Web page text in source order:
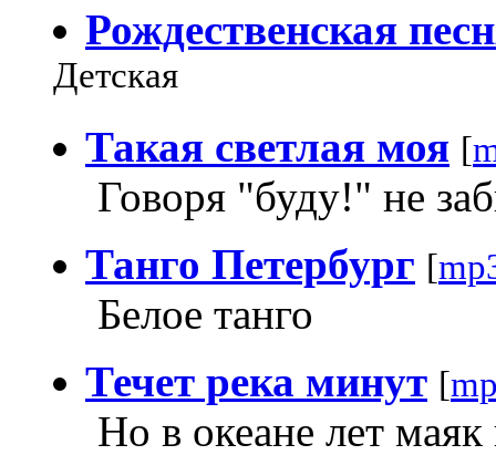
Рождественская
Детская
Такая светлая моя [
Говоря "буду!" не
Танго Петербург [
Белое танго
Течет река минут [
Но в океане лет